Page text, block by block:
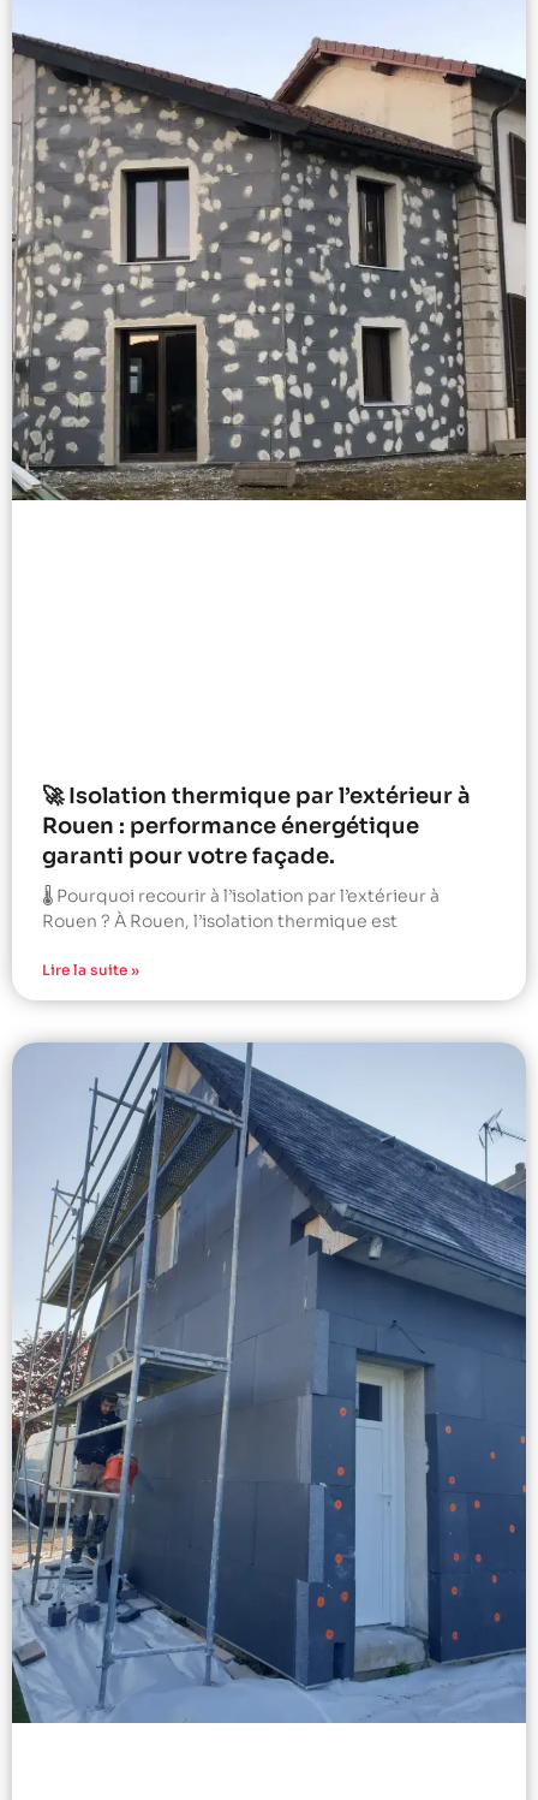
🚀 Isolation thermique par l’extérieur à
Rouen : performance énergétique
garanti pour votre façade.
🌡️ Pourquoi recourir à l’isolation par l’extérieur à
Rouen ? À Rouen, l’isolation thermique est
Lire la suite »